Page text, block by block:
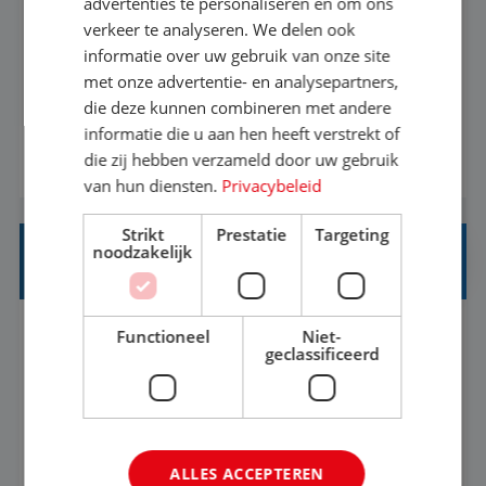
Met jouw ervaring in de reisbranche of
achtergrond in toerisme ben je klaar voor de
volgende stap. Vanaf je stoel reis je de hele
wereld over en speel je moeiteloos in op de
wensen van je team, je klant en wat er in de
reiswereld gebeurt. Met je enthousiasme weet je
klanten te overtuigen om die droomreis te
boeken! ...
BEKIJK VACATURE
REISADVISEUR ALLROUND
Aalsmeer, Noord-Holland, Nederland
Baan
MBO
het nu voor jezelf is, of voor een ander: jij vindt
verkeer te analyseren. We delen ook
informatie over uw gebruik van onze site
met onze advertentie- en analysepartners,
die deze kunnen combineren met andere
informatie die u aan hen heeft verstrekt of
die zij hebben verzameld door uw gebruik
van hun diensten. Privacybeleid
Strikt
noodzakelijk
Prestatie Targeting
Functioneel
Niet-
geclassificeerd
ALLES ACCEPTEREN